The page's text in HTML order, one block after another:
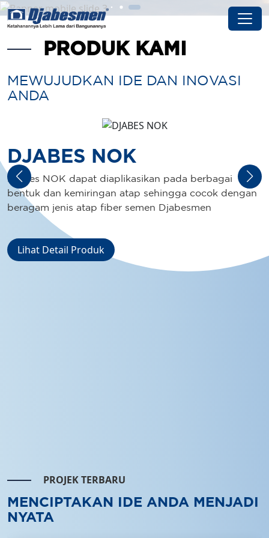
PRODUK KAMI
MEWUJUDKAN IDE DAN INOVASI
ANDA
DJABES NOK
Djabes NOK dapat diaplikasikan pada berbagai
bentuk dan kemiringan atap sehingga cocok dengan
beragam jenis atap fiber semen Djabesmen
Lihat Detail Produk
PROJEK TERBARU
MENCIPTAKAN IDE ANDA MENJADI
NYATA